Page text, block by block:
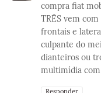
compra fiat
TRÊS vem
frontais e
culpante do
dianteiros ou
multimídia
Responder